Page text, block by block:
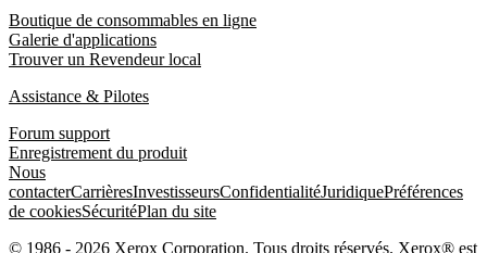
Boutique de consommables en ligne
Galerie d'applications
Trouver un Revendeur local
Assistance & Pilotes
Forum support
Enregistrement du produit
Nous
contacterCarrièresInvestisseursConfidentialitéJuridiquePréférences
de cookiesSécuritéPlan du site
© 1986 - 2026 Xerox Corporation. Tous droits réservés. Xerox® est